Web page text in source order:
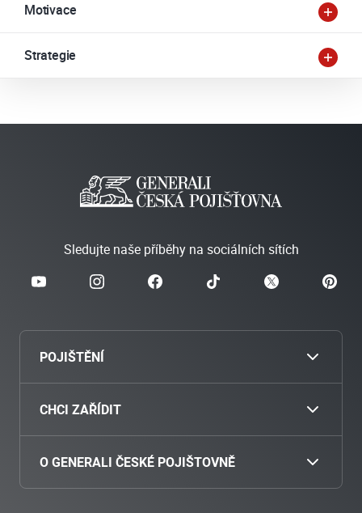
Motivace
Strategie
Sledujte naše příběhy na sociálních sítích
POJIŠTĚNÍ
Cestovní
CHCI ZAŘÍDIT
Nahlásit škodu
O GENERALI ČESKÉ POJIŠTOVNĚ